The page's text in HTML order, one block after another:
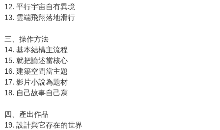
12. 平行宇宙自有異境
13. 雲端飛翔落地滑行
三、操作方法
14. 基本結構主流程
15. 就把論述當核心
16. 建築空間當主題
17. 影片小說為題材
18. 自己故事自己寫
四、產出作品
19. 設計與它存在的世界